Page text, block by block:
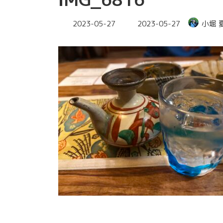
2023-05-27
最
新
日
時
:
2023-05-27 小堀